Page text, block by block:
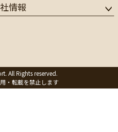
情報
All Rights reserved.
・転載を禁止します